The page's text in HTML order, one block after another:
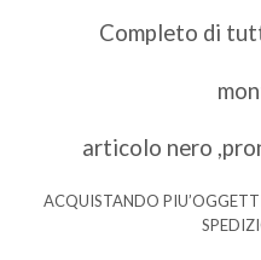
Completo di
articolo nero
ACQUISTANDO